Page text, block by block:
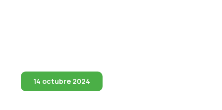
14 octubre 2024